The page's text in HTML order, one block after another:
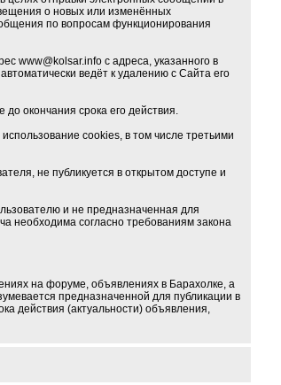
о новых или изменённых
по вопросам функционирования
www@kolsar.infoс адреса, указанного в
ведёт к удалению с Сайта его
окончания срока его действия.
cookies, в том числе третьими
не публикуется в открытом доступе и
и не предназначенная для
необходима согласно требованиям закона
на форуме, объявлениях в Барахолке, а
предназначенной для публикации в
действия (актуальности) объявления,